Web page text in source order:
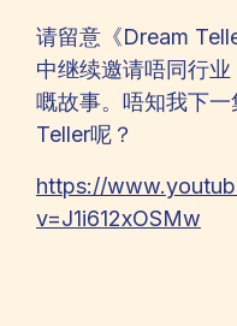
请留意《Dream
中继续邀请唔同行
嘅故事。唔知我下
Teller呢？
https://
v=J1i612xOSMw